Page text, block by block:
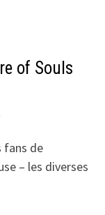
of Souls
fans de
– les diverses